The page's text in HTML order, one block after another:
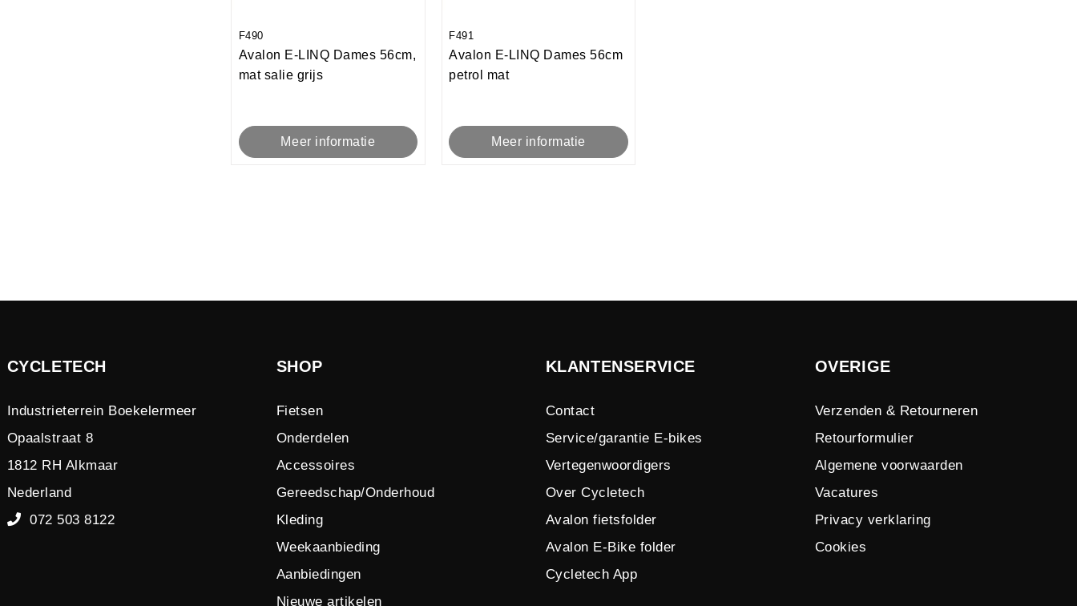
F490
Avalon E-LINQ Dames 56cm,
mat salie grijs
Meer informatie
F491
Avalon E-LINQ Dames 56cm
petrol mat
Meer informatie
CYCLETECH
Industrieterrein Boekelermeer
Opaalstraat 8
1812 RH Alkmaar
Nederland
072 503 8122
SHOP
Fietsen
Onderdelen
Accessoires
Gereedschap/Onderhoud
Kleding
Weekaanbieding
Aanbiedingen
Nieuwe artikelen
KLANTENSERVICE
Contact
Service/garantie E-bikes
Vertegenwoordigers
Over Cycletech
Avalon fietsfolder
Avalon E-Bike folder
Cycletech App
OVERIGE
Verzenden & Retourneren
Retourformulier
Algemene voorwaarden
Vacatures
Privacy verklaring
Cookies